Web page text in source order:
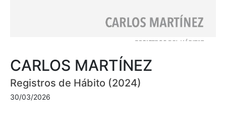
CARLOS MARTÍNEZ
Registros de Hábito (2024)
30/03/2026